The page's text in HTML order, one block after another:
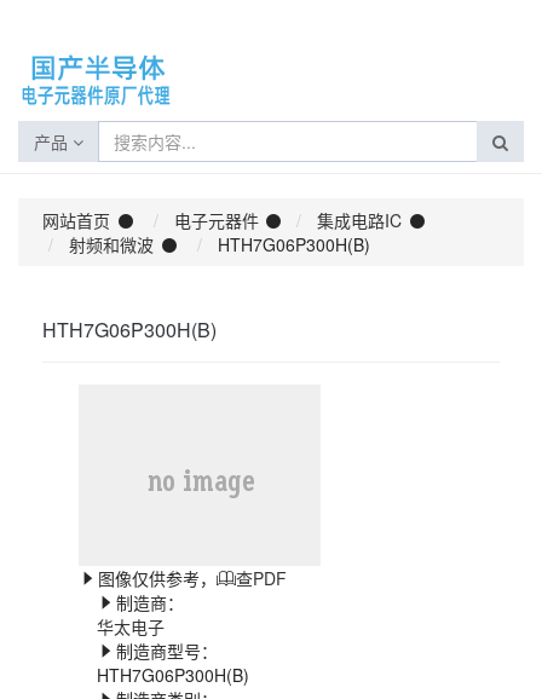
产品
网站首页 电子元器件
集成电路IC
射频和微波
HTH7G06P300H(B)
HTH7G06P300H(B)
图像仅供参考，
查PDF
制造商：
华太电子
制造商型号：
HTH7G06P300H(B)